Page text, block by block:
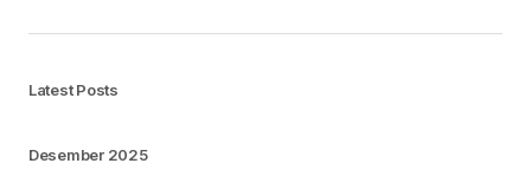
Latest Posts
Desember 2025